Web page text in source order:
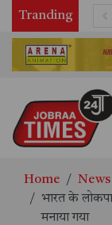
Tranding
Home News
भारत के
मनाया गया